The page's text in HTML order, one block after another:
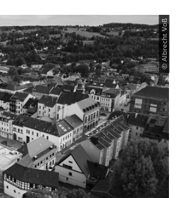
© Albrecht Voß